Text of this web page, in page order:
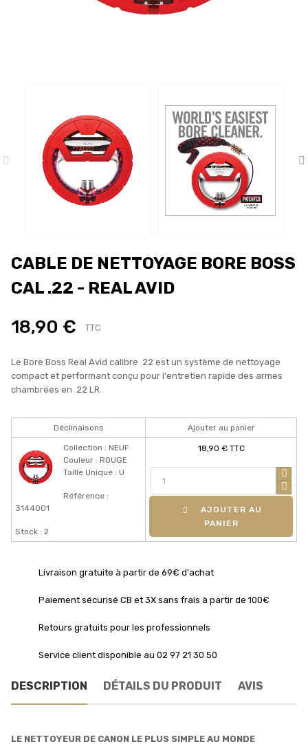
CABLE DE NETTOYAGE BORE BOSS
CAL .22 - REAL AVID
18,90 € TTC
Le Bore Boss Real Avid calibre .22 est un système de nettoyage
compact et performant conçu pour l'entretien rapide des armes
chambrées en .22 LR.
Déclinaisons Ajouter au panier
Collection : NEUF
Couleur : ROUGE
Taille Unique : U
Référence :
3144001
Stock : 2
18,90 € TTC
PANIER
Livraison gratuite à partir de 69€ d'achat
Paiement sécurisé CB et 3X sans frais à partir de 100€
Retours gratuits pour les professionnels
Service client disponible au 02 97 21 30 50
DESCRIPTION DÉTAILS DU PRODUIT AVIS
LE NETTOYEUR DE CANON LE PLUS SIMPLE AU MONDE